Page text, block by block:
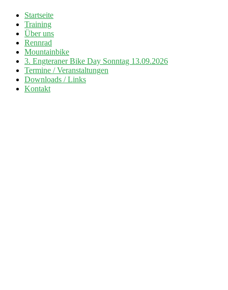
Zum
Inhalt
springen
Radsport TuS Engter
Startseite
Training
Über uns
Rennrad
Mountainbike
3. Engteraner Bike Day Sonntag 13.09.2026
Termine / Veranstaltungen
Downloads / Links
Kontakt